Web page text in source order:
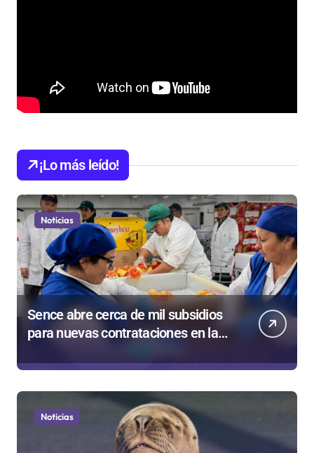
¡Lo más leído!
Noticias
Sence abre cerca de mil subsidios
para nuevas contrataciones en la
Noticias